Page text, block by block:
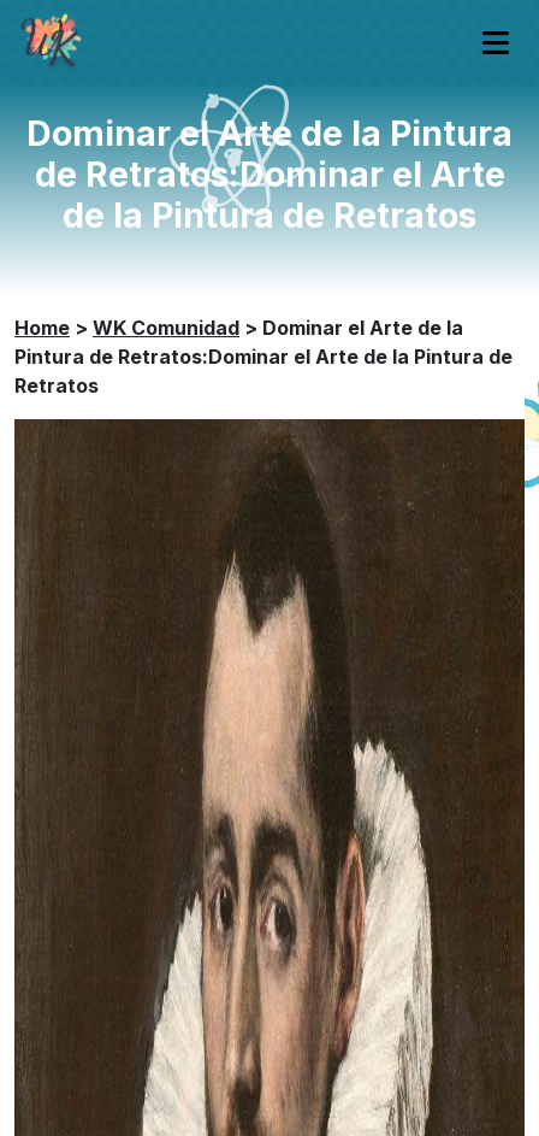
Dominar el Arte de la Pintura
de Retratos:Dominar el Arte
de la Pintura de Retratos
Home > WK Comunidad > Dominar el Arte de la
Pintura de Retratos:Dominar el Arte de la Pintura de
Retratos